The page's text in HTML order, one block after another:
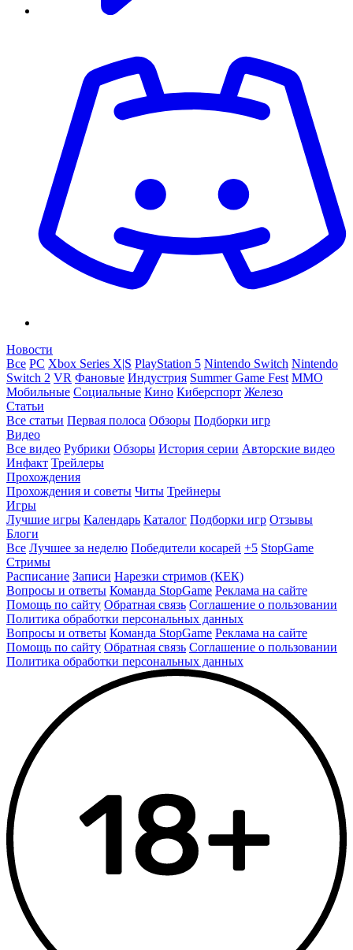
Новости
Все PC Xbox Series X|S PlayStation 5 Nintendo Switch Nintendo
Switch 2 VR Фановые Индустрия Summer Game Fest ММО
Мобильные Социальные Кино Киберспорт Железо
Статьи
Все статьи Первая полоса Обзоры Подборки игр
Видео
Все видео Рубрики Обзоры История серии Авторские видео
Инфакт Трейлеры
Прохождения
Прохождения и советы Читы Трейнеры
Игры
Лучшие игры Календарь Каталог Подборки игр Отзывы
Блоги
Все Лучшее за неделю Победители косарей +5 StopGame
Стримы
Расписание Записи Нарезки стримов (КЕК)
Вопросы и ответы Команда StopGame Реклама на сайте
Помощь по сайту Обратная связь Соглашение о пользовании
Политика обработки персональных данных
Вопросы и ответы Команда StopGame Реклама на сайте
Помощь по сайту Обратная связь Соглашение о пользовании
Политика обработки персональных данных